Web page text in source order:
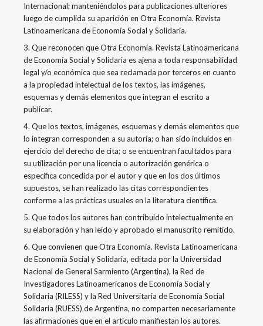
Internacional; manteniéndolos para publicaciones ulteriores
luego de cumplida su aparición en Otra Economía. Revista
Latinoamericana de Economía Social y Solidaria.
3. Que reconocen que Otra Economía. Revista Latinoamericana
de Economía Social y Solidaria es ajena a toda responsabilidad
legal y/o económica que sea reclamada por terceros en cuanto
a la propiedad intelectual de los textos, las imágenes,
esquemas y demás elementos que integran el escrito a
publicar.
4. Que los textos, imágenes, esquemas y demás elementos que
lo integran corresponden a su autoría; o han sido incluidos en
ejercicio del derecho de cita; o se encuentran facultados para
su utilización por una licencia o autorización genérica o
específica concedida por el autor y que en los dos últimos
supuestos, se han realizado las citas correspondientes
conforme a las prácticas usuales en la literatura científica.
5. Que todos los autores han contribuido intelectualmente en
su elaboración y han leído y aprobado el manuscrito remitido.
6. Que convienen que Otra Economía. Revista Latinoamericana
de Economía Social y Solidaria, editada por la Universidad
Nacional de General Sarmiento (Argentina), la Red de
Investigadores Latinoamericanos de Economía Social y
Solidaria (RILESS) y la Red Universitaria de Economía Social
Solidaria (RUESS) de Argentina, no comparten necesariamente
las afirmaciones que en el artículo manifiestan los autores.